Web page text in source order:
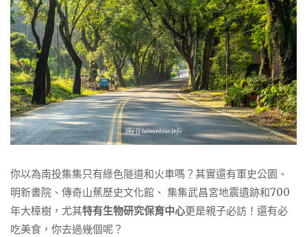
你以為南投集集只有綠色隧道和火車嗎？其實還有軍史公園、
明新書院、傳奇山蕉歷史文化館、 集集武昌宮地震遺跡和700
年大樟樹，尤其特有生物研究保育中心更是親子必訪！還有必
吃美食，你去過幾個呢？